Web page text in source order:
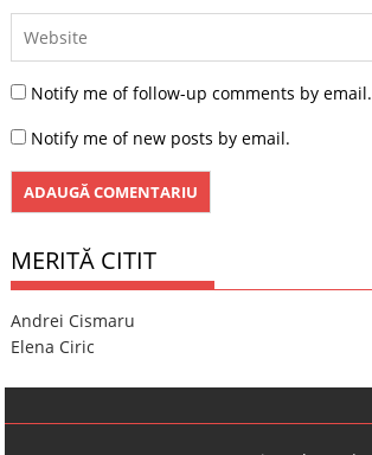
Notify me of follow-up comments by email.
Notify me of new posts by email.
MERITĂ CITIT
Andrei Cismaru
Elena Ciric